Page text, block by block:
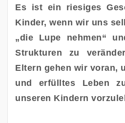
Es ist ein riesiges
Kinder, wenn wir uns
„die Lupe nehmen“
Strukturen zu
Eltern gehen wir voran,
und erfülltes Leben
unseren Kindern